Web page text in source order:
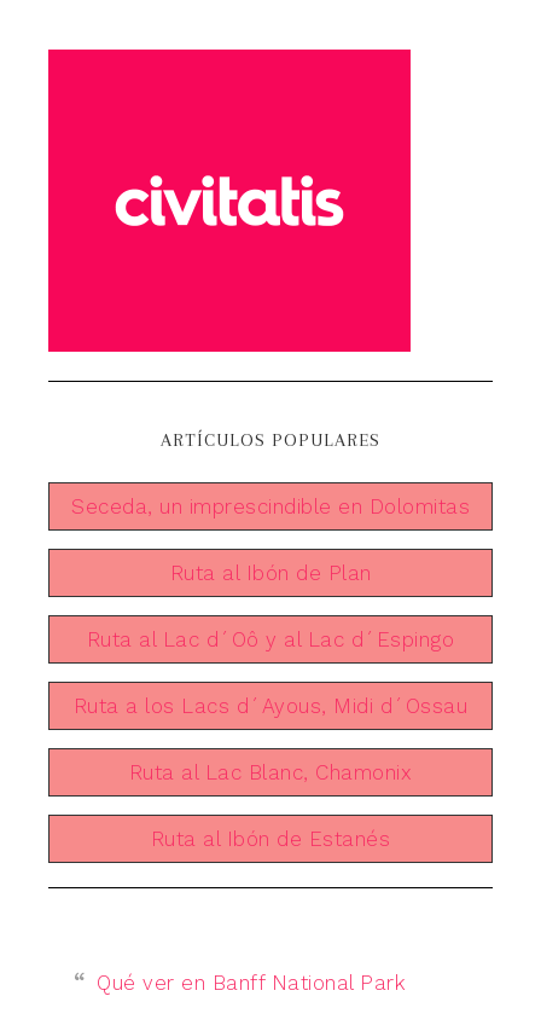
ARTÍCULOS POPULARES
Seceda, un imprescindible en Dolomitas
Ruta al Ibón de Plan
Ruta al Lac d´Oô y al Lac d´Espingo
Ruta a los Lacs d´Ayous, Midi d´Ossau
Ruta al Lac Blanc, Chamonix
Ruta al Ibón de Estanés
Qué ver en Banff National Park